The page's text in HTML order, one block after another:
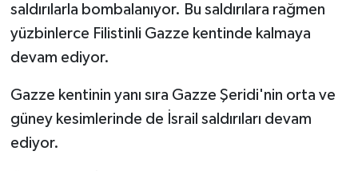
saldırılarla bombalanıyor. Bu saldırılara rağmen
yüzbinlerce Filistinli Gazze kentinde kalmaya
devam ediyor.
Gazze kentinin yanı sıra Gazze Şeridi'nin orta ve
güney kesimlerinde de İsrail saldırıları devam
ediyor.